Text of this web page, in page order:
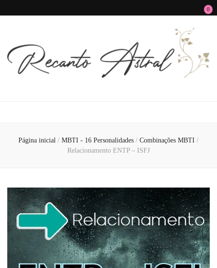
0
Página inicial / MBTI - 16 Personalidades / Combinações MBTI /
Relacionamento ENTP – ISFJ